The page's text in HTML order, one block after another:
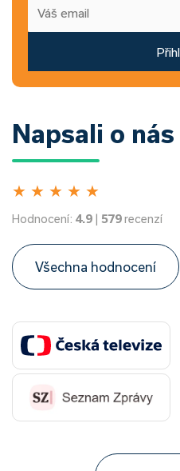
Napsali o nás
★ ★ ★ ★ ★
Hodnocení: 4.9 | 579recenzí
Všechna hodnocení